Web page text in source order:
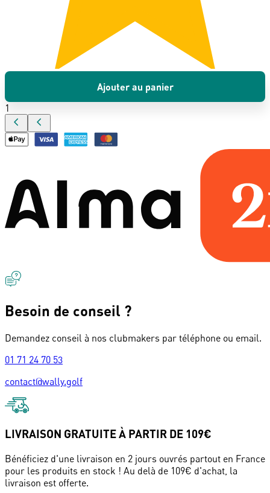
Ajouter au panier
1
Besoin de conseil ?
Demandez conseil à nos clubmakers par téléphone ou email.
01 71 24 70 53
contact@wally.golf
LIVRAISON GRATUITE À PARTIR DE 109€
Bénéficiez d'une livraison en 2 jours ouvrés partout en France
pour les produits en stock ! Au delà de 109€ d'achat, la
livraison est offerte.